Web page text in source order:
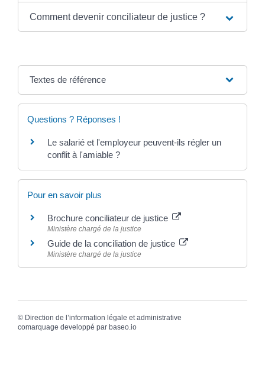
Comment devenir conciliateur de justice ?
Textes de référence
Questions ? Réponses !
Le salarié et l'employeur peuvent-ils régler un
conflit à l'amiable ?
Pour en savoir plus
Brochure conciliateur de justice
Ministère chargé de la justice
Guide de la conciliation de justice
Ministère chargé de la justice
© Direction de l’information légale et administrative
comarquage developpé par baseo.io